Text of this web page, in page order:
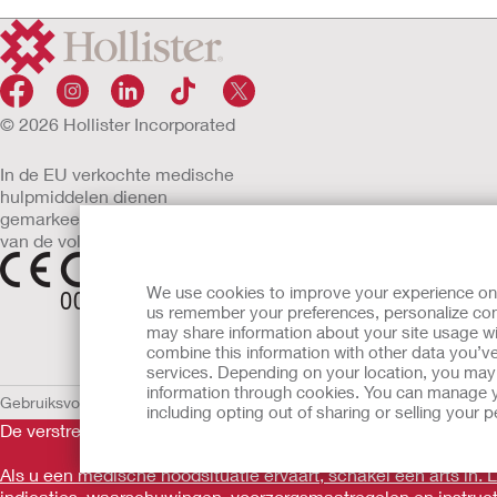
We use cookies to improve your experience
us remember your preferences, personalize
may share information about your site usage
combine this information with other data
services. Depending on your location, you
information through cookies. You can
including opting out of sharing or selling your
© 2026 Hollister Incorporated
In de EU verkochte medische
hulpmiddelen dienen
gemarkeerd te zijn met een
van de volgende symbolen
Gebruiksvoorwaarden Privacybeleid Gebruik van cookiesEU
De verstrekte informatie is geen medisch advies en is niet
Als u een medische noodsituatie ervaart, schakel een arts